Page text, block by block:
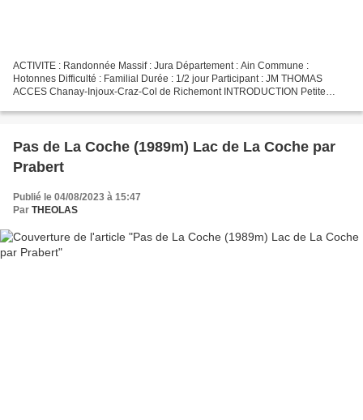
ACTIVITE : Randonnée Massif : Jura Département : Ain Commune :
Hotonnes Difficulté : Familial Durée : 1/2 jour Participant : JM THOMAS
ACCES Chanay-Injoux-Craz-Col de Richemont INTRODUCTION Petite
Pas de La Coche (1989m) Lac de La Coche par
Prabert
Publié le 04/08/2023 à 15:47
Par THEOLAS